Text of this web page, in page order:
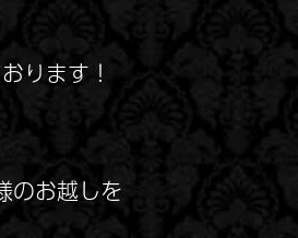
ります！
のお越しを